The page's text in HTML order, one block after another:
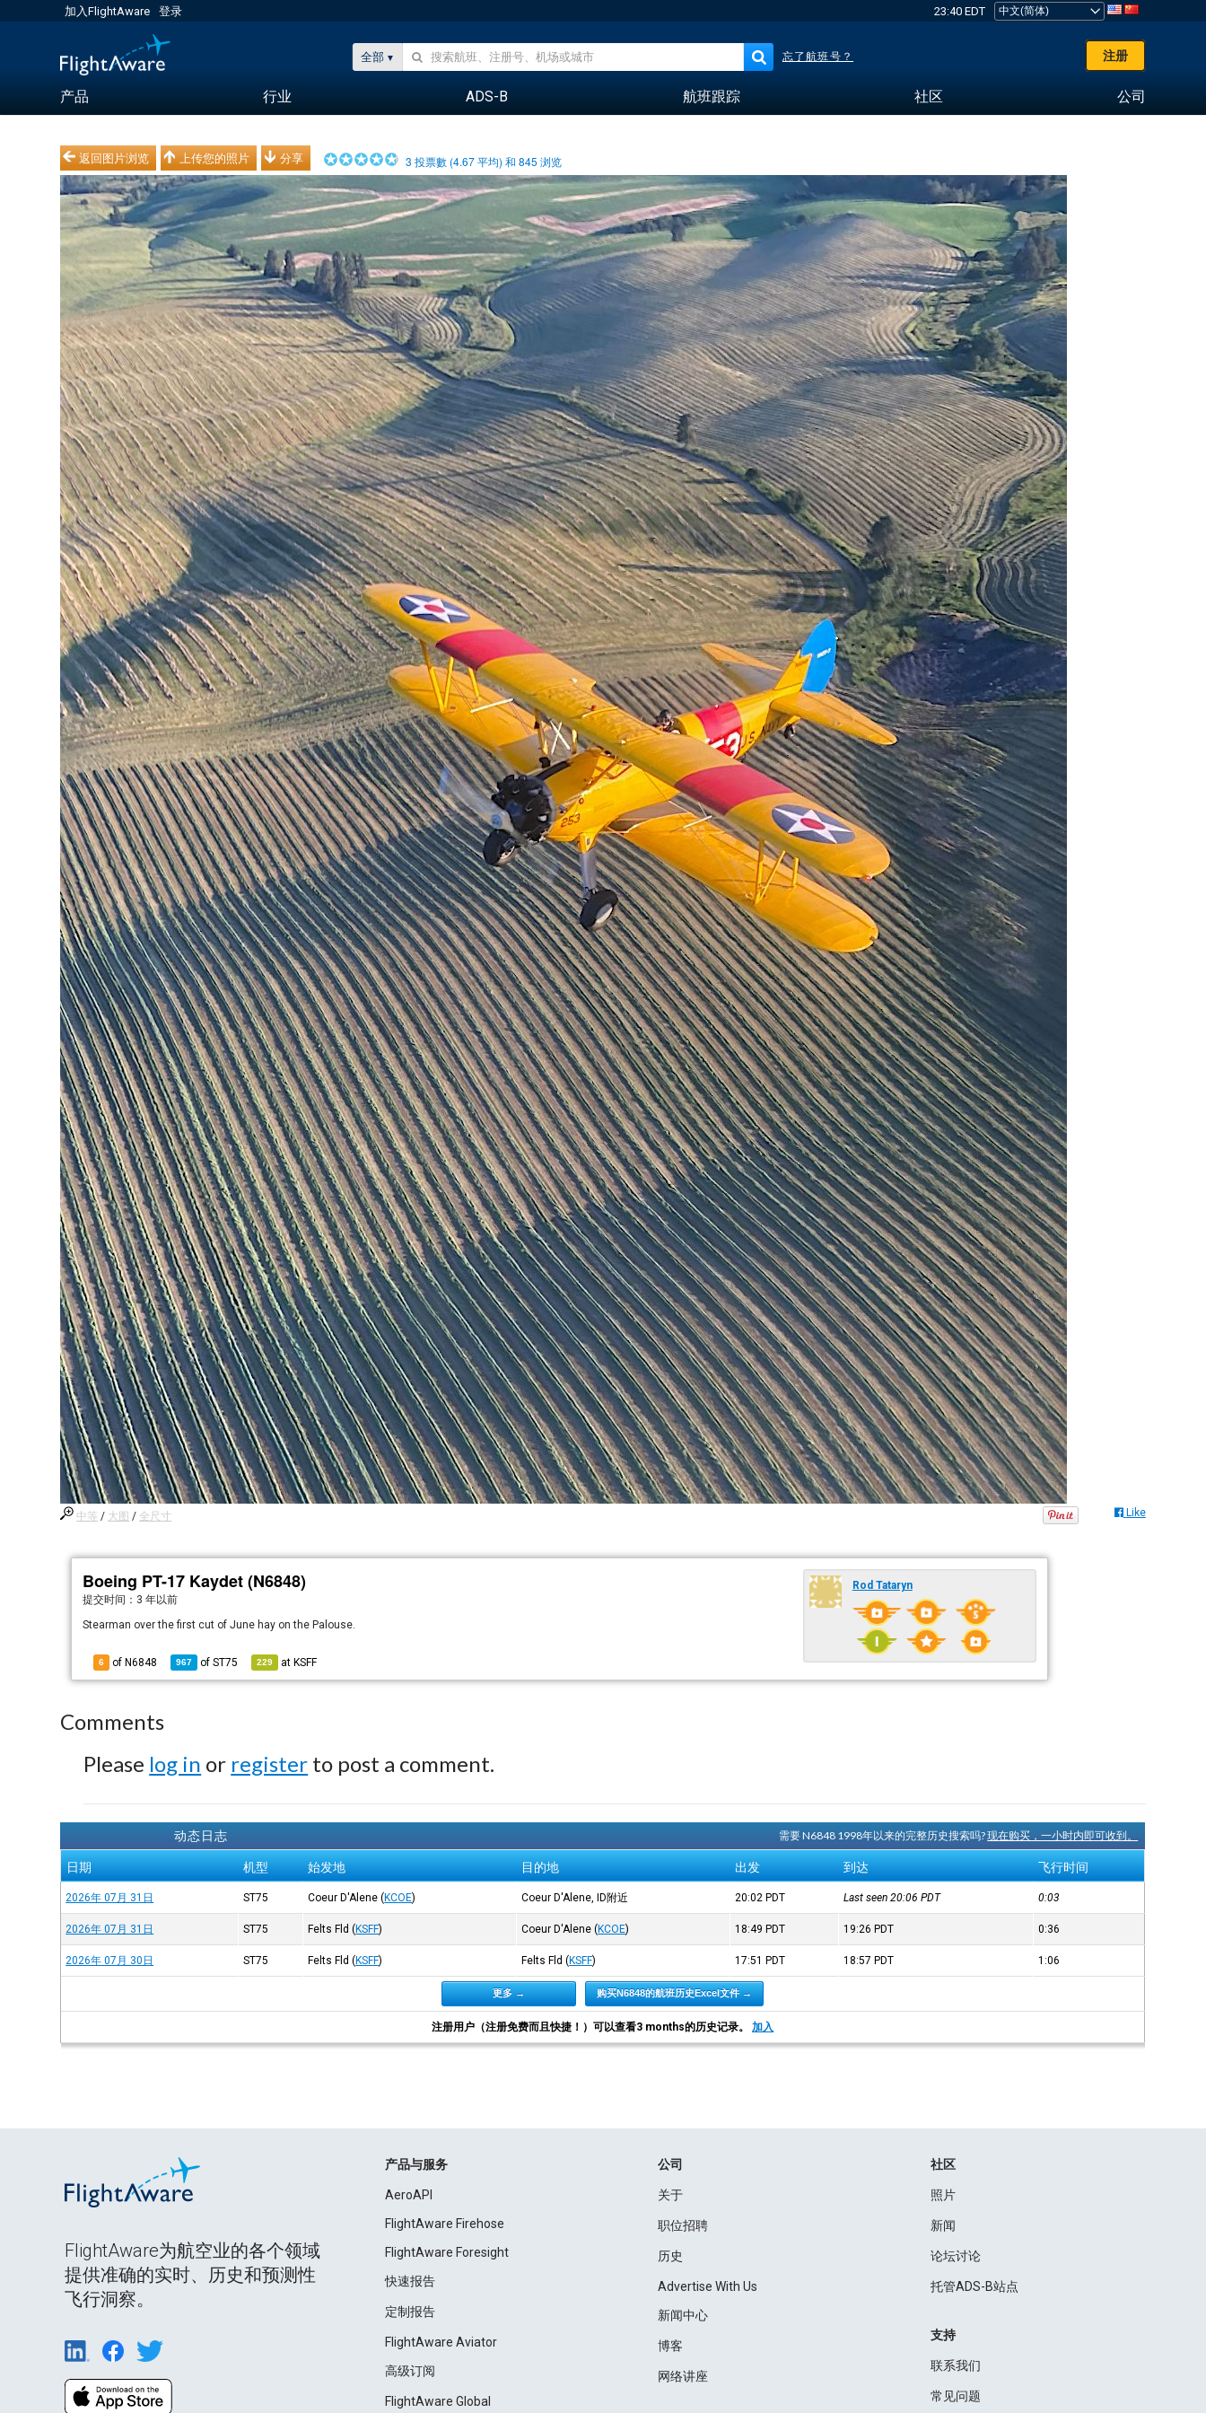
加入FlightAware 登录 23:40 EDT
全部 忘了航班号？ 注册
产品 行业 ADS-B 航班跟踪 社区 公司
返回图片浏览 上传您的照片 分享 3 投票數 (4.67平均) 和845 浏览
中等 / 大图 / 全尺寸 Like
Boeing PT-17 Kaydet (N6848)
提交时间： 3 年以前
Stearman over the first cut of June hay on the Palouse.
6 of N6848 967 ofST75 229 at KSFF
Rod Tataryn
Comments
Please log in or register to post a comment.
动态日志 需要 N6848 1998年以来的完整历史搜索吗?现在购买，一小时内即可收到。
日期 机型 始发地 目的地 出发 到达 飞行时间
2026年 07月 31日 ST75 Coeur D'Alene (KCOE) Coeur D'Alene, ID附近 20:02 PDT Last seen 20:06PDT 0:03
2026年 07月 31日 ST75 Felts Fld (KSFF) Coeur D'Alene (KCOE) 18:49 PDT 19:26 PDT 0:36
2026年 07月 30日 ST75 Felts Fld (KSFF) Felts Fld (KSFF) 17:51 PDT 18:57 PDT 1:06
更多 → 购买N6848的航班历史Excel文件 →
注册用户（注册免费而且快捷！）可以查看3 months的历史记录。加入
FlightAware为航空业的各个领域
提供准确的实时、历史和预测性
飞行洞察。
产品与服务
AeroAPI
FlightAware Firehose
FlightAware Foresight
快速报告
定制报告
FlightAware Aviator
高级订阅
FlightAware Global
公司
关于
职位招聘
历史
Advertise With Us
新闻中心
博客
网络讲座
社区
照片
新闻
论坛讨论
托管ADS-B站点
支持
联系我们
常见问题